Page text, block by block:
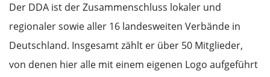
Der DDA ist der Zusammenschluss lokaler und
regionaler sowie aller 16 landesweiten Verbände in
Deutschland. Insgesamt zählt er über 50 Mitglieder,
von denen hier alle mit einem eigenen Logo aufgeführt